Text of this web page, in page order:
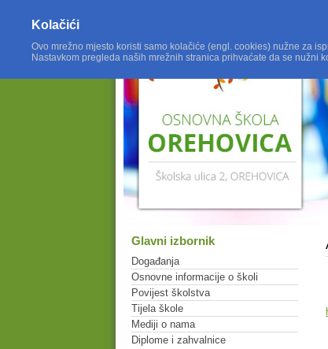
Glavni izbornik
Događanja
Osnovne informacije o školi
Povijest školstva
Tijela škole
Mediji o nama
Diplome i zahvalnice
Kolačići
Ovo mrežno mjesto koristi samo kolačiće (engl. cookies) nužne za
Nastavkom pregleda naših mrežnih stranica prihvaćate da se nužni